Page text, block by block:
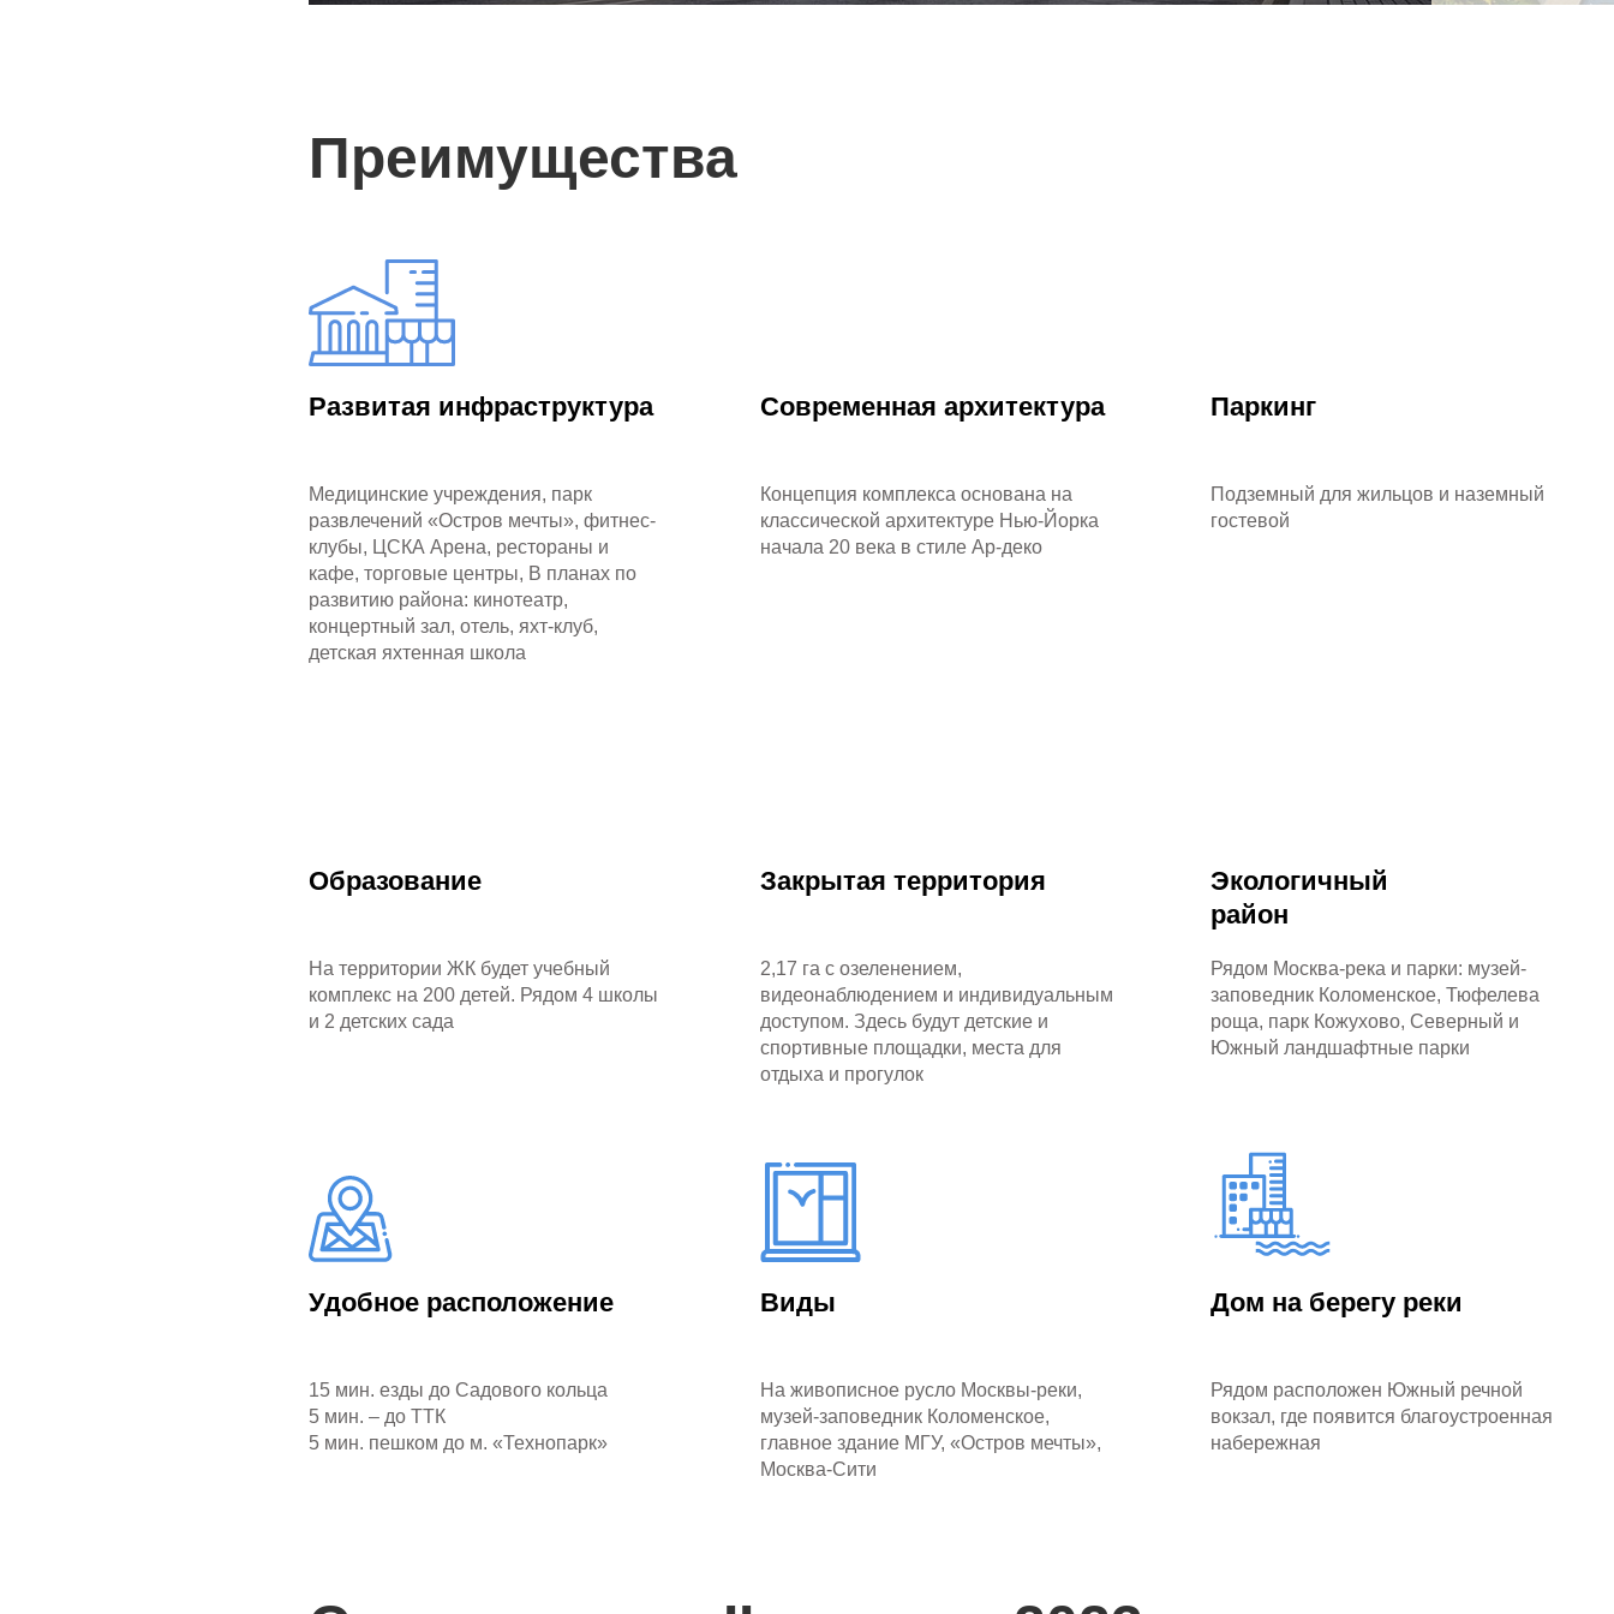
Партнеры
Преимущества
Развитая инфраструктура
Медицинские учреждения, парк
развлечений «Остров мечты», фитнес-
клубы, ЦСКА Арена, рестораны и
кафе, торговые центры, В планах по
развитию района: кинотеатр,
концертный зал, отель, яхт-клуб,
детская яхтенная школа
Современная архитектура
Концепция комплекса основана на
классической архитектуре Нью-Йорка
начала 20 века в стиле Ар-деко
Паркинг
Подземный для жильцов и наземный
гостевой
Образование
На территории ЖК будет учебный
комплекс на 200 детей. Рядом 4 школы
и 2 детских сада
Закрытая территория
2,17 га с озеленением,
видеонаблюдением и индивидуальным
доступом. Здесь будут детские и
спортивные площадки, места для
отдыха и прогулок
Экологичный
район
Рядом Москва-река и парки: музей-
заповедник Коломенское, Тюфелева
роща, парк Кожухово, Северный и
Южный ландшафтные парки
Удобное расположение
15 мин. езды до Садового кольца
5 мин. – до ТТК
5 мин. пешком до м. «Технопарк»
Виды
На живописное русло Москвы-реки,
музей-заповедник Коломенское,
главное здание МГУ, «Остров мечты»,
Москва-Сити
Дом на берегу реки
Рядом расположен Южный речной
вокзал, где появится благоустроенная
набережная